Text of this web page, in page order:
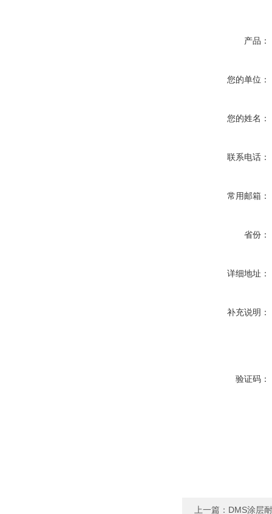
产品：
您的单位：
您的姓名：
联系电话：
常用邮箱：
省份：
详细地址：
补充说明：
验证码：
上一篇： DMS涂层